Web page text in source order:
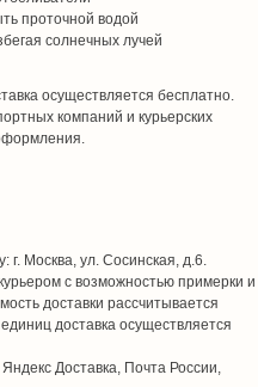
проточной водой
солнечных лучей
осуществляется бесплатно.
компаний и курьерских
г. Москва, ул. Сосинская, д.6.
с возможностью примерки и
доставки рассчитывается
доставка осуществляется
Доставка, Почта России,